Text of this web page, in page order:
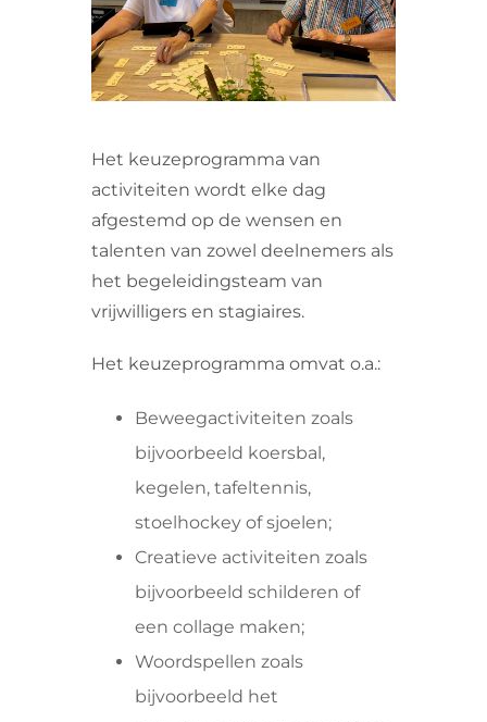
CONTACT
Het keuzeprogramma van
activiteiten wordt elke dag
afgestemd op de wensen en
talenten van zowel deelnemers als
het begeleidingsteam van
vrijwilligers en stagiaires.
Het keuzeprogramma omvat o.a.:
Beweegactiviteiten zoals
bijvoorbeeld koersbal,
kegelen, tafeltennis,
stoelhockey of sjoelen;
Creatieve activiteiten zoals
bijvoorbeeld schilderen of
een collage maken;
Woordspellen zoals
bijvoorbeeld het